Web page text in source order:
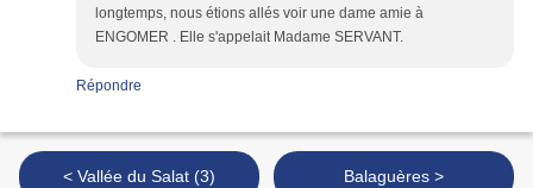
longtemps, nous étions allés voir une dame amie à
ENGOMER . Elle s'appelait Madame SERVANT.
Répondre
< Vallée du Salat (3) Balaguères >